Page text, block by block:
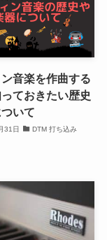
音楽を作曲する
ておきたい歴史
いて
31日
DTM 打ち込み